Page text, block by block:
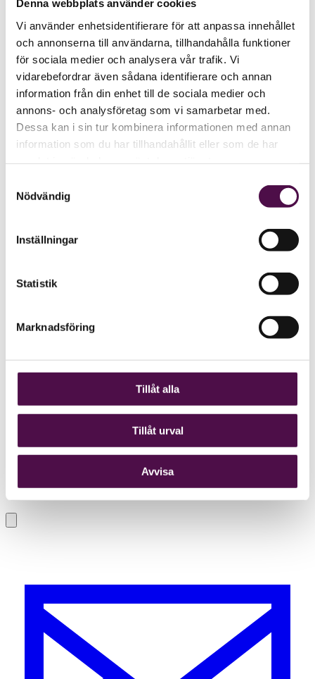
Denna webbplats använder cookies
Vi använder enhetsidentifierare för att anpassa innehållet
och annonserna till användarna, tillhandahålla funktioner
för sociala medier och analysera vår trafik. Vi
vidarebefordrar även sådana identifierare och annan
information från din enhet till de sociala medier och
annons- och analysföretag som vi samarbetar med.
Dessa kan i sin tur kombinera informationen med annan
information som du har tillhandahållit eller som de har
Nödvändig
Inställningar
Statistik
Marknadsföring
Tillåt alla
Tillåt urval
Avvisa